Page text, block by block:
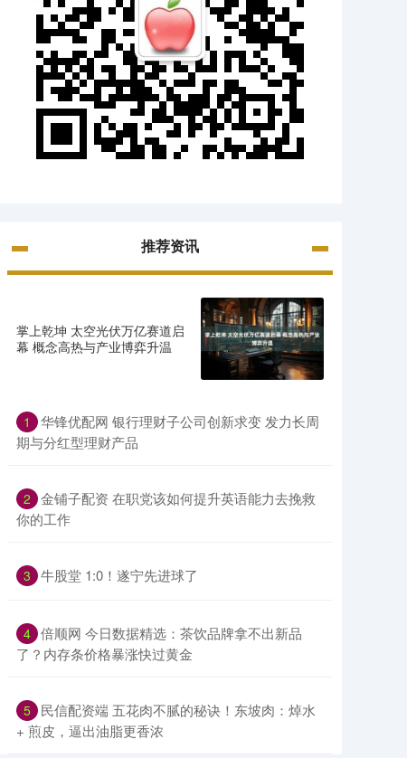
推荐资讯
掌上乾坤 太空光伏万亿赛道启
幕 概念高热与产业博弈升温
1
华锋优配网 银行理财子公司创新求变 发力长周
期与分红型理财产品
2 金铺子配资 在职党该如何提升英语能力去挽救
你的工作
3 牛股堂 1:0！遂宁先进球了
4 倍顺网 今日数据精选：茶饮品牌拿不出新品
了？内存条价格暴涨快过黄金
5 民信配资端 五花肉不腻的秘诀！东坡肉：焯水
+ 煎皮，逼出油脂更香浓